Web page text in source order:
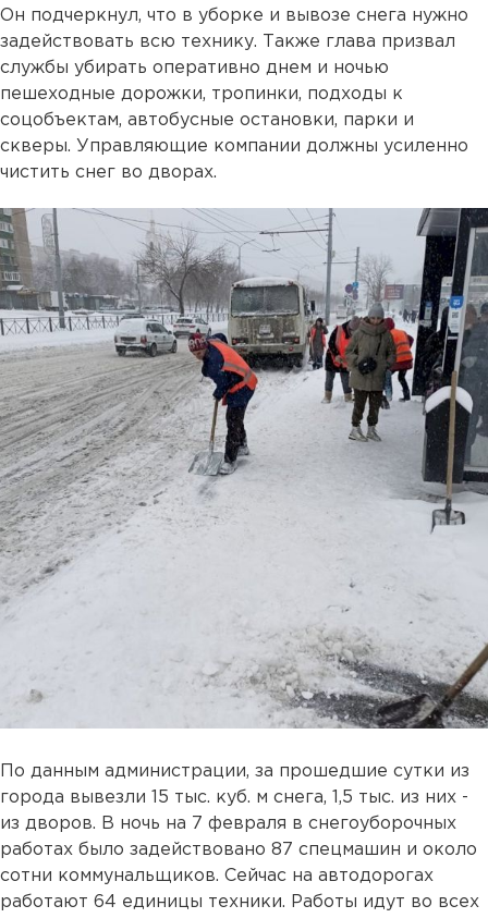
Он подчеркнул, что в уборке и вывозе снега нужно
задействовать всю технику. Также глава призвал
службы убирать оперативно днем и ночью
пешеходные дорожки, тропинки, подходы к
соцобъектам, автобусные остановки, парки и
скверы. Управляющие компании должны усиленно
чистить снег во дворах.
По данным администрации, за прошедшие сутки из
города вывезли 15 тыс. куб. м снега, 1,5 тыс. из них -
из дворов. В ночь на 7 февраля в снегоуборочных
работах было задействовано 87 спецмашин и около
сотни коммунальщиков. Сейчас на автодорогах
работают 64 единицы техники. Работы идут во всех